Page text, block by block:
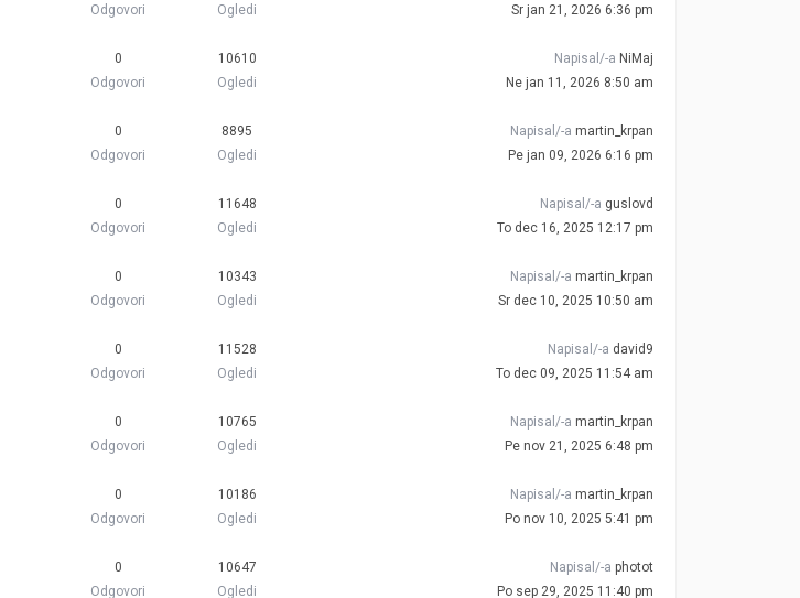
Odgovori
Ogledi
Sr jan 21, 2026 6:36 pm
0
Odgovori
10610
Ogledi
Napisal/-a NiMaj
Ne jan 11, 2026 8:50 am
0
Odgovori
8895
Ogledi
Napisal/-a martin_krpan
Pe jan 09, 2026 6:16 pm
0
Odgovori
11648
Ogledi
Napisal/-a guslovd
To dec 16, 2025 12:17 pm
0
Odgovori
10343
Ogledi
Napisal/-a martin_krpan
Sr dec 10, 2025 10:50 am
0
Odgovori
11528
Ogledi
Napisal/-a david9
To dec 09, 2025 11:54 am
0
Odgovori
10765
Ogledi
Napisal/-a martin_krpan
Pe nov 21, 2025 6:48 pm
0
Odgovori
10186
Ogledi
Napisal/-a martin_krpan
Po nov 10, 2025 5:41 pm
0
Odgovori
10647
Ogledi
Napisal/-a photot
Po sep 29, 2025 11:40 pm